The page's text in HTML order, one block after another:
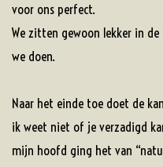
voor ons perfect.
We zitten gewoon lekker in
we doen.
Naar het einde toe doet de
ik weet niet of je verzadigd
mijn hoofd ging het van